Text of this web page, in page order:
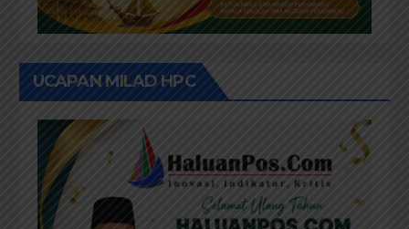
UCAPAN MILAD HPC